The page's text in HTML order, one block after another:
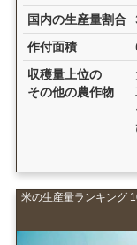
国内の生産量割合
作付面積
収穫量上位の
その他の農作物
米の生産量ランキング